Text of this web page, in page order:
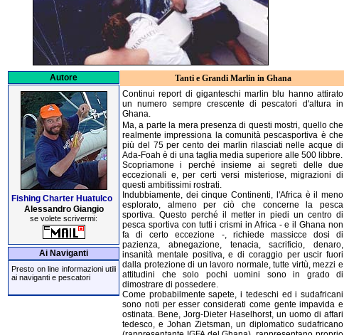
Autore
Fishing Charter Huatulco
Alessandro Giangio
se volete scrivermi:
Ai Naviganti
Presto on line informazioni utili
ai naviganti e pescatori
Tanti e Grandi Marlin in Ghana
Continui report di giganteschi marlin blu hanno attirato
un numero sempre crescente di pescatori d'altura in
Ghana.
Ma, a parte la mera presenza di questi mostri, quello che
realmente impressiona la comunità pescasportiva è che
più del 75 per cento dei marlin rilasciati nelle acque di
Ada-Foah è di una taglia media superiore alle 500 libbre.
Scopriamone i perché insieme ai segreti delle due
eccezionali e, per certi versi misteriose, migrazioni di
questi ambitissimi rostrati.
Indubbiamente, dei cinque Continenti, l'Africa è il meno
esplorato, almeno per ciò che concerne la pesca
sportiva. Questo perché il metter in piedi un centro di
pesca sportiva con tutti i crismi in Africa - e il Ghana non
fa di certo eccezione -, richiede massicce dosi di
pazienza, abnegazione, tenacia, sacrificio, denaro,
insanità mentale positiva, e di coraggio per uscir fuori
dalla protezione di un lavoro normale, tutte virtù, mezzi e
attitudini che solo pochi uomini sono in grado di
dimostrare di possedere.
Come probabilmente sapete, i tedeschi ed i sudafricani
sono noti per esser considerati come gente impavida e
ostinata. Bene, Jorg-Dieter Haselhorst, un uomo di affari
tedesco, e Johan Zietsman, un diplomatico sudafricano